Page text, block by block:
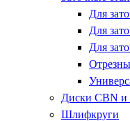
Для
Для
Для
Диски CBN и
Шлифкруги